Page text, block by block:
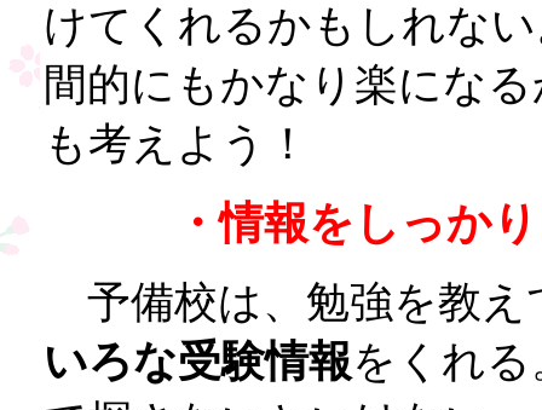
けてくれるかもしれな
間的にもかなり楽にな
も考えよう！
・情報をしっか
予備校は、勉強を教え
いろな受験情報をくれ